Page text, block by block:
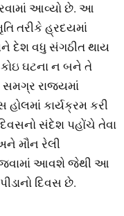
આવ્યો છે. આ
તરીકે હ્રદયમાં
દેશ વધુ સંગઠીત થાય
ઘટના ન બને તે
સમગ્ર રાજયમાં
કાર્યક્રમ કરી
સંદેશ પહોંચે તેવા
મૌન રેલી
આવશે જેથી આ
દિવસ છે.